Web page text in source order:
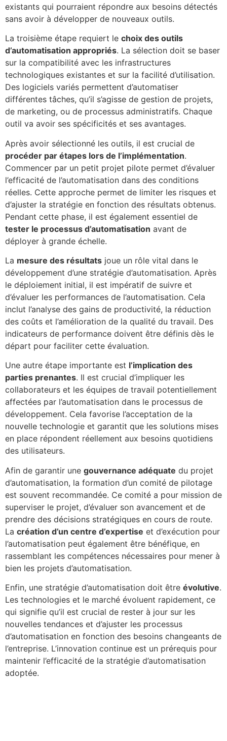
existants qui pourraient répondre aux besoins détectés
sans avoir à développer de nouveaux outils.
La troisième étape requiert le choix des outils
d’automatisation appropriés. La sélection doit se baser
sur la compatibilité avec les infrastructures
technologiques existantes et sur la facilité d’utilisation.
Des logiciels variés permettent d’automatiser
différentes tâches, qu’il s’agisse de gestion de projets,
de marketing, ou de processus administratifs. Chaque
outil va avoir ses spécificités et ses avantages.
Après avoir sélectionné les outils, il est crucial de
procéder par étapes lors de l’implémentation.
Commencer par un petit projet pilote permet d’évaluer
l’efficacité de l’automatisation dans des conditions
réelles. Cette approche permet de limiter les risques et
d’ajuster la stratégie en fonction des résultats obtenus.
Pendant cette phase, il est également essentiel de
tester le processus d’automatisation avant de
déployer à grande échelle.
La mesure des résultats joue un rôle vital dans le
développement d’une stratégie d’automatisation. Après
le déploiement initial, il est impératif de suivre et
d’évaluer les performances de l’automatisation. Cela
inclut l’analyse des gains de productivité, la réduction
des coûts et l’amélioration de la qualité du travail. Des
indicateurs de performance doivent être définis dès le
départ pour faciliter cette évaluation.
Une autre étape importante est l’implication des
parties prenantes. Il est crucial d’impliquer les
collaborateurs et les équipes de travail potentiellement
affectées par l’automatisation dans le processus de
développement. Cela favorise l’acceptation de la
nouvelle technologie et garantit que les solutions mises
en place répondent réellement aux besoins quotidiens
des utilisateurs.
Afin de garantir une gouvernance adéquate du projet
d’automatisation, la formation d’un comité de pilotage
est souvent recommandée. Ce comité a pour mission de
superviser le projet, d’évaluer son avancement et de
prendre des décisions stratégiques en cours de route.
La création d’un centre d’expertise et d’exécution pour
l’automatisation peut également être bénéfique, en
rassemblant les compétences nécessaires pour mener à
bien les projets d’automatisation.
Enfin, une stratégie d’automatisation doit être évolutive.
Les technologies et le marché évoluent rapidement, ce
qui signifie qu’il est crucial de rester à jour sur les
nouvelles tendances et d’ajuster les processus
d’automatisation en fonction des besoins changeants de
l’entreprise. L’innovation continue est un prérequis pour
maintenir l’efficacité de la stratégie d’automatisation
adoptée.